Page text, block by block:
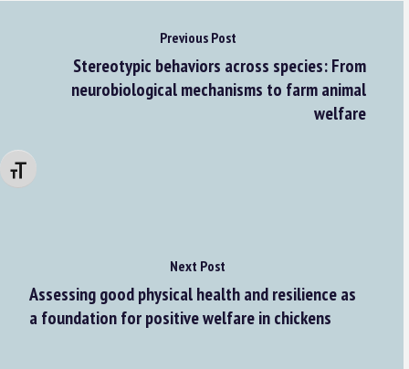
Changer la taille de la police
Previous Post
Stereotypic behaviors across species: From
neurobiological mechanisms to farm animal
welfare
Next Post
Assessing good physical health and resilience as
a foundation for positive welfare in chickens